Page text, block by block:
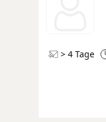
> 4 Tage